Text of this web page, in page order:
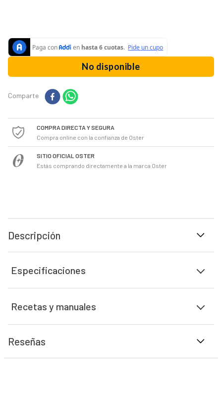
No disponible
Comparte
COMPRA DIRECTA Y SEGURA
Compra online con la confianza de Oster
SITIO OFICIAL OSTER
Estás comprando directamente a la marca Oster
Descripción
Especificaciones
Recetas y manuales
Reseñas